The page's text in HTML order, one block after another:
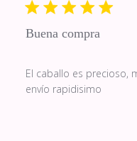
Buena compra
El caballo es precioso,
envío rapidisimo